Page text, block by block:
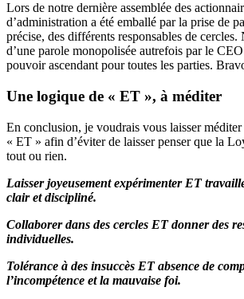
Lors de notre dernière assemblée des
d’administration a été emballé par la prise de
précise, des différents responsables de cercles.
d’une parole monopolisée autrefois par le CEO
pouvoir ascendant pour toutes les parties.
Une logique de « ET », à méditer
En conclusion, je voudrais vous laisser
« ET » afin d’éviter de laisser penser que la
tout ou rien.
Laisser joyeusement expérimenter ET
clair et discipliné.
Collaborer dans des cercles ET donner des
individuelles.
Tolérance à des insuccès ET absence de
l’incompétence et la mauvaise foi.